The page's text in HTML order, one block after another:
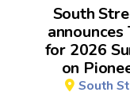
South
for 2026
on
South